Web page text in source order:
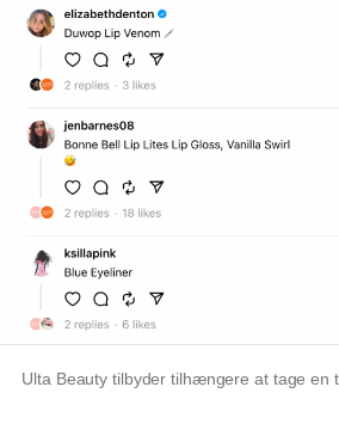
Ulta Beauty tilbyder tilhængere at tage en